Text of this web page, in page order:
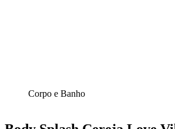
Corpo e Banho